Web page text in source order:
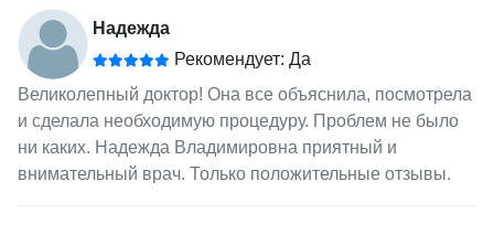
Надежда
Рекомендует: Да
Великолепный доктор! Она все объяснила, посмотрела
и сделала необходимую процедуру. Проблем не было
ни каких. Надежда Владимировна приятный и
внимательный врач. Только положительные отзывы.